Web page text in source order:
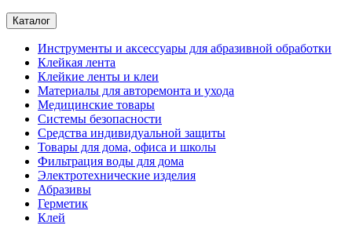
Каталог
Инструменты и аксессуары для абразивной обработки
Клейкая лента
Клейкие ленты и клеи
Материалы для авторемонта и ухода
Медицинские товары
Системы безопасности
Средства индивидуальной защиты
Товары для дома, офиса и школы
Фильтрация воды для дома
Электротехнические изделия
Абразивы
Герметик
Клей